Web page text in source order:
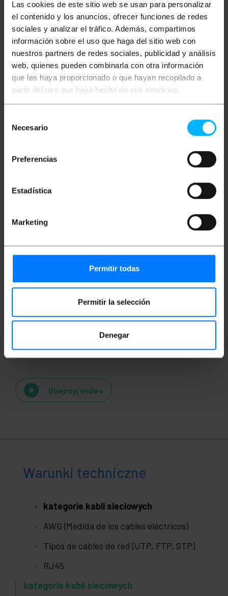
Las cookies de este sitio web se usan para personalizar
el contenido y los anuncios, ofrecer funciones de redes
sociales y analizar el tráfico. Además, compartimos
información sobre el uso que haga del sitio web con
nuestros partners de redes sociales, publicidad y análisis
web, quienes pueden combinarla con otra información
que les haya proporcionado o que hayan recopilado a
partir del uso que haya hecho de sus servicios.
Necesario
Preferencias
Estadística
Marketing
Permitir todas
Permitir la selección
Denegar
Kątowe złącza umożliwiają łatwiejszy
dostęp do złączy RJ45 przy niewielkiej
przestrzeni do obracania kabli.
Miary i wagi
Waga brutto: 206 g
Wymiary produktu (szerokość x głębokość x
wysokość): 1.3 x 500.0 x 2.8 cm
Dokumentacja
Klasyfikacja
Wideo
Obejrzyj wideo
Warunki techniczne
kategorie kabli sieciowych
AWG (Medida de los cables eléctricos)
Tipos de cables de red (UTP, FTP, STP)
RJ45
kategorie kabli sieciowych